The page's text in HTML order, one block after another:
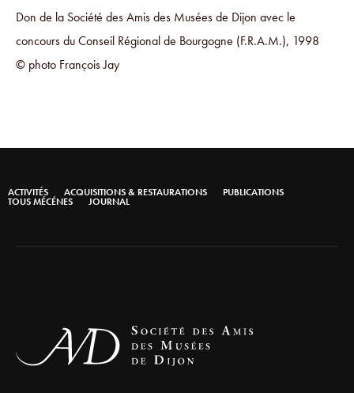
Don de la Société des Amis des Musées de Dijon avec le
concours du Conseil Régional de Bourgogne (F.R.A.M.), 1998
© photo François Jay
ACTIVITÉS ACQUISITIONS & RESTAURATIONS PUBLICATIONS
TOUS MÉCÉNES JOURNAL